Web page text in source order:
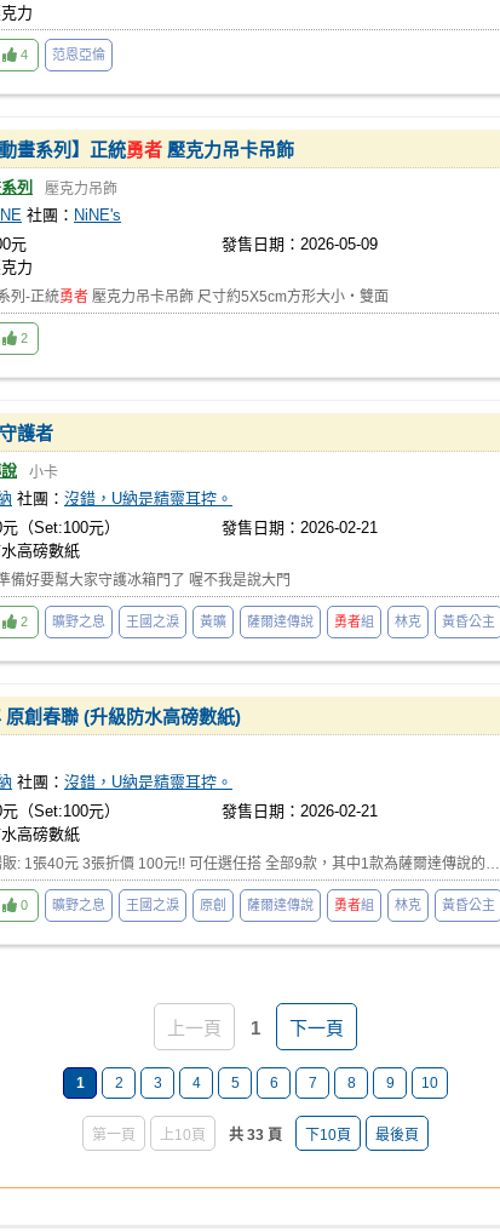
力
4 范恩亞倫
動畫系列】正統勇者 壓克力吊卡吊飾
列 壓克力吊飾
社團： NiNE's
元
發售日期：2026-05-09
力
列-正統勇者 壓克力吊卡吊飾 尺寸約5X5cm方形大小‧雙面
2
護者
小卡
社團： 沒錯，U納是精靈耳控。
（Set:100元）
發售日期：2026-02-21
高磅數紙
備好要幫大家守護冰箱門了 喔不我是說大門
2 曠野之息 王國之淚 黃曠 薩爾達傳說 勇者組 林克 黃昏公主
原創春聯 (升級防水高磅數紙)
社團： 沒錯，U納是精靈耳控。
（Set:100元）
發售日期：2026-02-21
高磅數紙
: 1張40元 3張折價 100元!! 可任選任搭 全部9款，其中1款為薩爾達傳說的…
0 曠野之息 王國之淚 原創 薩爾達傳說 勇者組 林克 黃昏公主
上一頁 1 下一頁
1 2 3 4 5 6 7 8 9 10
第一頁 上10頁 共 33 頁 下10頁 最後頁